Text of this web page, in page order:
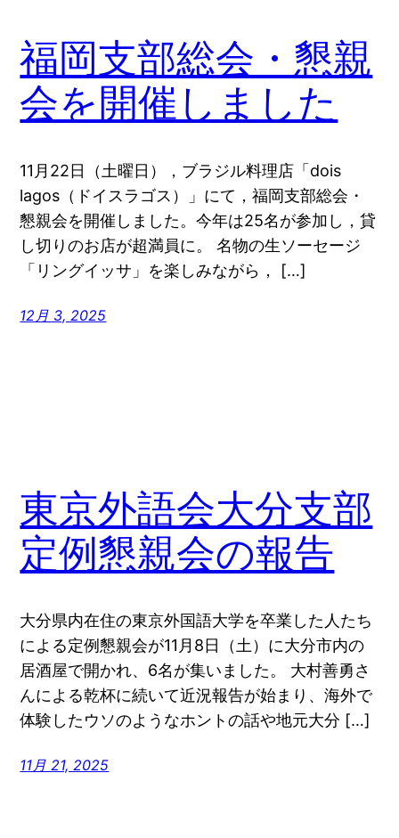
福岡支部総会・懇親
会を開催しました
11月22日（土曜日），ブラジル料理店「dois
lagos（ドイスラゴス）」にて，福岡支部総会・
懇親会を開催しました。今年は25名が参加し，貸
し切りのお店が超満員に。 名物の生ソーセージ
「リングイッサ」を楽しみながら， […]
12月 3, 2025
東京外語会大分支部
定例懇親会の報告
大分県内在住の東京外国語大学を卒業した人たち
による定例懇親会が11月8日（土）に大分市内の
居酒屋で開かれ、6名が集いました。 大村善勇さ
んによる乾杯に続いて近況報告が始まり、海外で
体験したウソのようなホントの話や地元大分 […]
11月 21, 2025